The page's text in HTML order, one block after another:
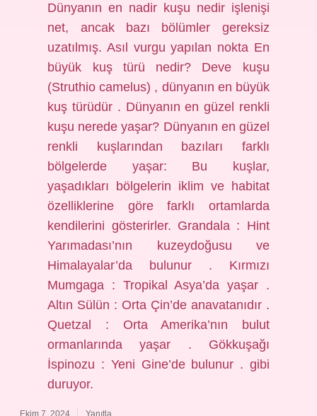
Dünyanın en nadir kuşu nedir işlenişi
net, ancak bazı bölümler gereksiz
uzatılmış. Asıl vurgu yapılan nokta En
büyük kuş türü nedir? Deve kuşu
(Struthio camelus) , dünyanın en büyük
kuş türüdür . Dünyanın en güzel renkli
kuşu nerede yaşar? Dünyanın en güzel
renkli kuşlarından bazıları farklı
bölgelerde yaşar: Bu kuşlar,
yaşadıkları bölgelerin iklim ve habitat
özelliklerine göre farklı ortamlarda
kendilerini gösterirler. Grandala : Hint
Yarımadası’nın kuzeydoğusu ve
Himalayalar’da bulunur . Kırmızı
Mumgaga : Tropikal Asya’da yaşar .
Altın Sülün : Orta Çin’de anavatanıdır .
Quetzal : Orta Amerika’nın bulut
ormanlarında yaşar . Gökkuşağı
İspinozu : Yeni Gine’de bulunur . gibi
duruyor.
Ekim 7, 2024 Yanıtla